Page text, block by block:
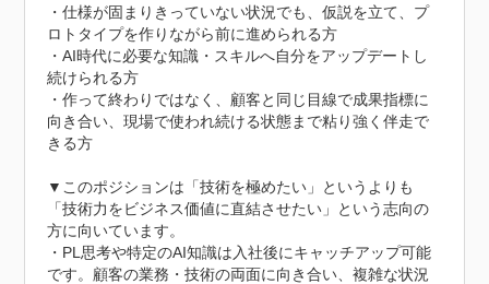
・仕様が固まりきっていない状況でも、仮説を立て、プ
ロトタイプを作りながら前に進められる方
・AI時代に必要な知識・スキルへ自分をアップデートし
続けられる方
・作って終わりではなく、顧客と同じ目線で成果指標に
向き合い、現場で使われ続ける状態まで粘り強く伴走で
きる方
▼このポジションは「技術を極めたい」というよりも
「技術力をビジネス価値に直結させたい」という志向の
方に向いています。
・PL思考や特定のAI知識は入社後にキャッチアップ可能
です。顧客の業務・技術の両面に向き合い、複雑な状況